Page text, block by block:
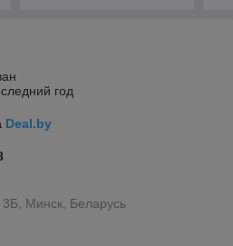
год
Deal.by
Минск, Беларусь